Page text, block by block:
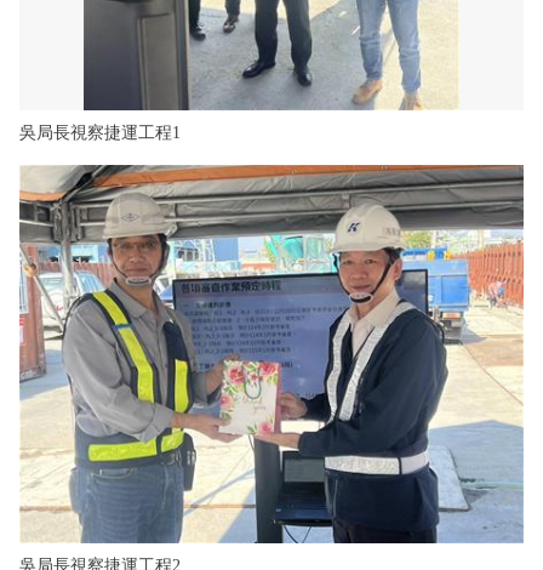
吳局長視察捷運工程1
吳局長視察捷運工程2